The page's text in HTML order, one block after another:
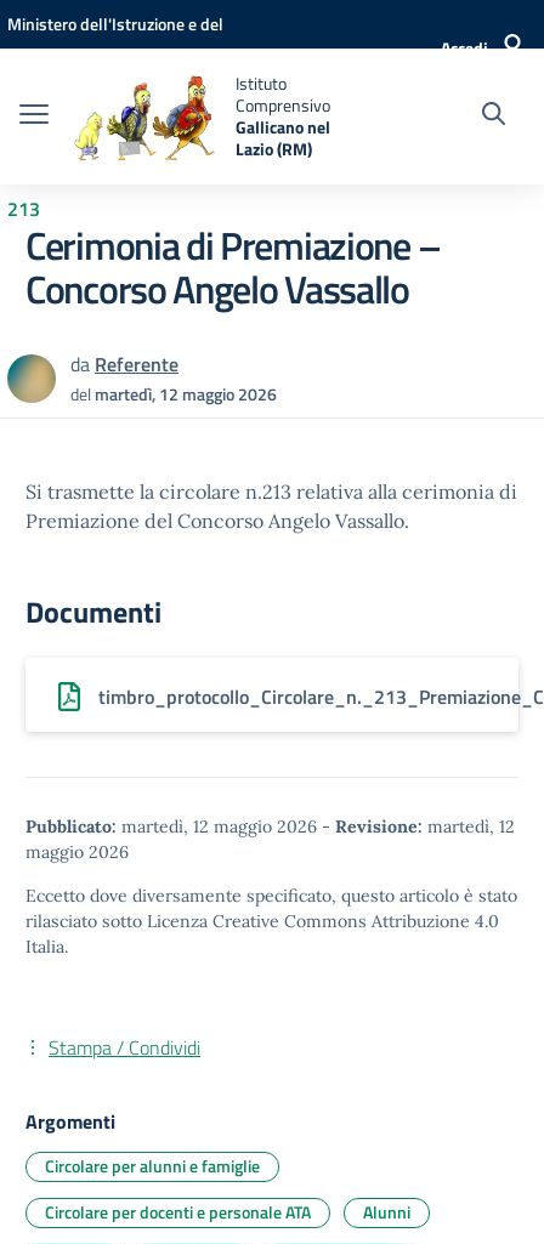
Vai ai contenuti
Vai al menu di navigazione
Vai al footer
Ministero dell'Istruzione e del
Accedi
Istituto
Comprensivo
Gallicano nel
Lazio (RM)
213
Cerimonia di Premiazione –
Concorso Angelo Vassallo
da Referente
delmartedì, 12 maggio 2026
Si trasmette la circolare n.213 relativa alla cerimonia di
Premiazione del Concorso Angelo Vassallo.
Documenti
Pubblicato: martedì, 12 maggio 2026 - Revisione: martedì, 12
maggio 2026
Eccetto dove diversamente specificato, questo articolo è stato
rilasciato sotto Licenza Creative Commons Attribuzione 4.0
Italia.
Stampa / Condividi
Argomenti
Circolare per alunni e famiglie
Circolare per docenti e personale ATA
Alunni